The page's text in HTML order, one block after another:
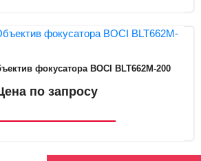
фокусатора BOCI BLT662M-200
по запросу